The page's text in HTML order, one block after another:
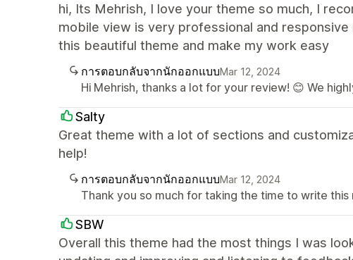
hi, Its Mehrish, I love your theme so much, I
mobile view is very professional and
this beautiful theme and make my work easy
การตอบกลับจากนักออกแบบMar 12, 2024
Hi Mehrish, thanks a lot for your review! 😊 We
Salty
Great theme with a lot of sections and
help!
การตอบกลับจากนักออกแบบMar 12, 2024
Thank you so much for taking the time to write
SBW
Overall this theme had the most things I was